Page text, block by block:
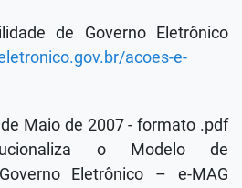
de Governo Eletrônico
acoes-e-
Maio de 2007 - formato .pdf
o Modelo de
Eletrônico – e-MAG